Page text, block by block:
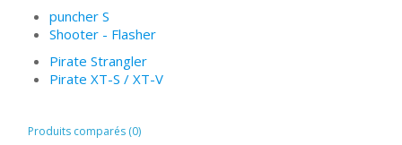
puncher S
Shooter - Flasher
Pirate Strangler
Pirate XT-S / XT-V
Produits comparés (0)